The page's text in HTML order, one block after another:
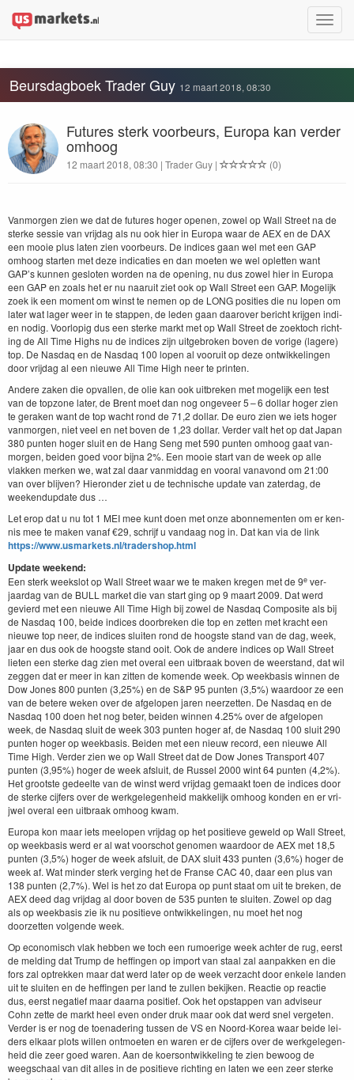
Toggle
Beursdagboek Trader Guy 12 maart 2018, 08:30
Futures sterk voorbeurs, Europa kan verder
omhoog
12 maart 2018, 08:30 | Trader Guy | (0)
Van­mor­gen zien we dat de futures hoger ope­nen, zow­el op Wall Street na de
sterke sessie van vri­jdag als nu ook hier in Europa waar de AEXen de DAX
een mooie plus lat­en zien voor­beurs. De indices gaan wel met een GAP
omhoog starten met deze indi­caties en dan moeten we wel oplet­ten want
GAP’s kun­nen ges­loten wor­den na de open­ing, nu dus zow­el hier in Europa
een GAPen zoals het er nu naaruit ziet ook op Wall Street een GAP. Mogelijk
zoek ik een moment om winst te nemen op de LONGposi­ties die nu lopen om
lat­er wat lager weer in te stap­pen, de leden gaan daarover bericht kri­j­gen indi­
en nodig. Voor­lop­ig dus een sterke markt met op Wall Street de zoek­toch richt­
ing de All Time Highs nu de indices zijn uit­ge­bro­ken boven de vorige (lagere)
top. De Nas­daq en de Nas­daq 100 lopen al vooruit op deze ontwik­kelin­gen
door vri­jdag al een nieuwe All Time High neer te printen.
Andere zak­en die opvallen, de olie kan ook uit­breken met mogelijk een test
van de top­zone lat­er, de Brent moet dan nog ongeveer5–6 dol­lar hoger zien
te ger­ak­en want de top wacht rond de 71,2 dol­lar. De euro zien we iets hoger
van­mor­gen, niet veel en net boven de 1,23 dol­lar. Verder valt het op dat Japan
380 pun­ten hoger sluit en de Hang Seng met590 pun­ten omhoog gaat van­
mor­gen, bei­den goed voor bij­na 2%. Een mooie start van de week op alle
vlakken merken we, wat zal daar van­mid­dag en vooral vanavond om 21:00
van over bli­jven? Hieron­der ziet u de tech­nis­che update van zater­dag, de
week­endup­date dus …
Let erop dat u nu tot 1 MEImee kunt doen met onze abon­nementen om er ken­
nis mee te mak­en vanaf €29, schri­jf u van­daag nog in. Dat kan via de link
https://​www​.usmar​kets​.nl/​t​r​a​d​e​r​s​h​o​p​.html
Update week­end:
Een sterk week­slot op Wall Street waar we te mak­en kre­gen met de 9e ver­
jaardag van de BULL mar­ket die van start ging op9 maart2009. Dat werd
gevierd met een nieuwe All Time High bij zow­el de Nas­daq Com­pos­ite als bij
de Nas­daq 100, bei­de indices door­breken die top en zetten met kracht een
nieuwe top neer, de indices sluiten rond de hoog­ste stand van de dag, week,
jaar en dus ook de hoog­ste stand ooit. Ook de andere indices op Wall Street
lieten een sterke dag zien met over­al een uit­braak boven de weer­stand, dat wil
zeggen dat er meer in kan zit­ten de komende week. Op week­ba­sis win­nen de
Dow Jones800 pun­ten (3,25%) en de S&P95 pun­ten (3,5%) waar­door ze een
van de betere weken over de afgelopen jaren neerzetten. De Nas­daq en de
Nas­daq 100 doen het nog beter, bei­den win­nen 4.25% over de afgelopen
week, de Nas­daq sluit de week303 pun­ten hoger af, de Nas­daq 100 sluit290
pun­ten hoger op week­ba­sis. Bei­den met een nieuw record, een nieuwe All
Time High. Verder zien we op Wall Street dat de Dow Jones Trans­port407
pun­ten (3,95%) hoger de week afs­luit, de Rus­sel 2000 wint64pun­ten (4,2%).
Het groot­ste gedeelte van de winst werd vri­jdag gemaakt toen de indices door
de sterke cijfers over de werkgele­gen­heid makke­lijk omhoog kon­den en er vri­
jwel over­al een uit­braak omhoog kwam.
Europa kon maar iets meelopen vri­jdag op het posi­tieve geweld op Wall Street,
op week­ba­sis werd er al wat voorschot genomen waar­door de AEXmet 18,5
pun­ten (3,5%) hoger de week afs­luit, de DAXsluit433 pun­ten (3,6%) hoger de
week af. Wat min­der sterk verg­ing het de Franse CAC 40, daar een plus van
138 pun­ten (2,7%). Wel is het zo dat Europa op punt staat om uit te breken, de
AEXdeed dag vri­jdag al door boven de 535 pun­ten te sluiten. Zow­el op dag
als op week­ba­sis zie ik nu posi­tieve ontwik­kelin­gen, nu moet het nog
doorzetten vol­gende week.
Op economisch vlak hebben we toch een rumo­erige week achter de rug, eerst
de meld­ing dat Trump de heffin­gen op import van staal zal aan­pakken en die
fors zal optrekken maar dat werd lat­er op de week verzacht door enkele lan­den
uit te sluiten en de heffin­gen per land te zullen bek­ijken. Reac­tie op reac­tie
dus, eerst negatief maar daar­na posi­tief. Ook het opstap­pen van adviseur
Cohn zette de markt heel even onder druk maar ook dat werd snel ver­geten.
Verder is er nog de toe­nader­ing tussen de VSen Noord-Korea waar bei­de lei­
ders elka­ar plots willen ont­moeten en waren er de cijfers over de werkgele­gen­
heid die zeer goed waren. Aan de koer­son­twik­kel­ing te zien bewoog de
weegschaal van dit alles in de posi­tieve richt­ing en lat­en we een zeer sterke